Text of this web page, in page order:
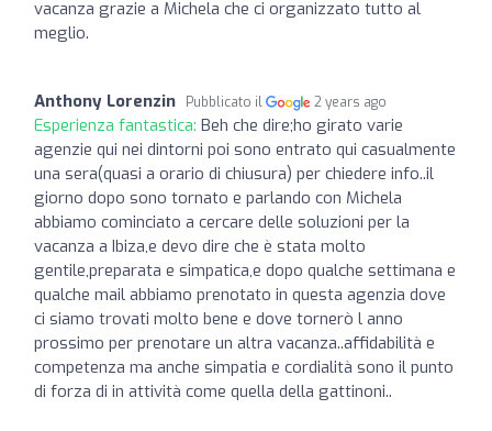
vacanza grazie a Michela che ci organizzato tutto al
meglio.
Anthony Lorenzin Pubblicato il 2 years ago
Esperienza fantastica: Beh che dire;ho girato varie
agenzie qui nei dintorni poi sono entrato qui casualmente
una sera(quasi a orario di chiusura) per chiedere info..il
giorno dopo sono tornato e parlando con Michela
abbiamo cominciato a cercare delle soluzioni per la
vacanza a Ibiza,e devo dire che è stata molto
gentile,preparata e simpatica,e dopo qualche settimana e
qualche mail abbiamo prenotato in questa agenzia dove
ci siamo trovati molto bene e dove tornerò l anno
prossimo per prenotare un altra vacanza..affidabilità e
competenza ma anche simpatia e cordialità sono il punto
di forza di in attività come quella della gattinoni..